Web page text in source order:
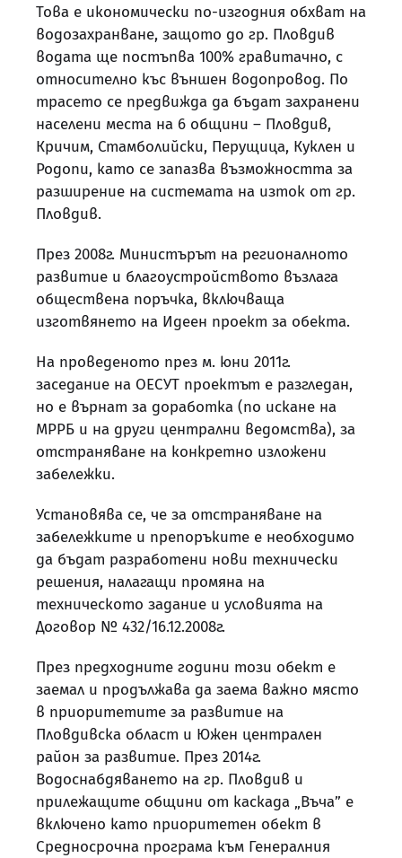
Това е икономически по-изгодния обхват на
водозахранване, защото до гр. Пловдив
водата ще постъпва 100% гравитачно, с
относително къс външен водопровод. По
трасето се предвижда да бъдат захранени
населени места на 6 общини – Пловдив,
Кричим, Стамболийски, Перущица, Куклен и
Родопи, като се запазва възможността за
разширение на системата на изток от гр.
Пловдив.
През 2008г. Министърът на регионалното
развитие и благоустройството възлага
обществена поръчка, включваща
изготвянето на Идеен проект за обекта.
На проведеното през м. юни 2011г.
заседание на ОЕСУТ проектът е разгледан,
но е върнат за доработка (по искане на
МРРБ и на други централни ведомства), за
отстраняване на конкретно изложени
забележки.
Установява се, че за отстраняване на
забележките и препоръките е необходимо
да бъдат разработени нови технически
решения, налагащи промяна на
техническото задание и условията на
Договор № 432/16.12.2008г.
През предходните години този обект е
заемал и продължава да заема важно място
в приоритетите за развитие на
Пловдивска област и Южен централен
район за развитие. През 2014г.
Водоснабдяването на гр. Пловдив и
прилежащите общини от каскада „Въча” е
включено като приоритетен обект в
Средносрочна програма към Генералния